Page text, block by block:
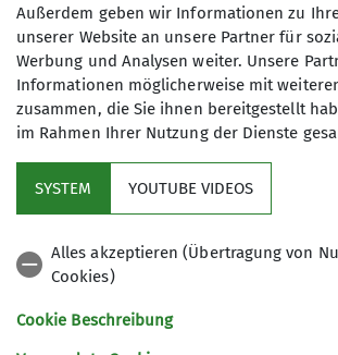
20
Außerdem geben wir Informationen zu
unserer Website an unsere Partner für
Werbung und Analysen weiter. Unsere
Informationen möglicherweise mit
zusammen, die Sie ihnen bereitgestellt
im Rahmen Ihrer Nutzung der Dienste
SYSTEM YOUTUBE VIDEOS
Alles akzeptieren (Übertragung von
Cookies)
Cookie Beschreibung